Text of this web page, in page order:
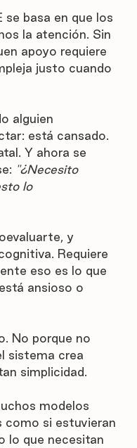
se basa en que los
la atención. Sin
apoyo requiere
justo cuando
alguien
está cansado.
Y ahora se
"¿Necesito
lo
y
Requiere
eso es lo que
ansioso o
No porque no
sistema crea
simplicidad.
modelos
como si estuvieran
lo que necesitan